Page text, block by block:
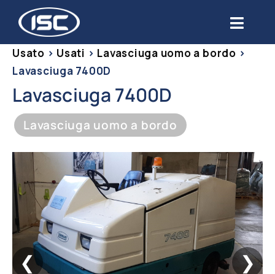
contenuto
Chi siamo
Prodotti
Settori
Servizi
Usato
Blog
Usato > Usati > Lavasciuga uomo a bordo >
Lavasciuga 7400D
Lavasciuga 7400D
Lavasciuga uomo a bordo
❮ ❯